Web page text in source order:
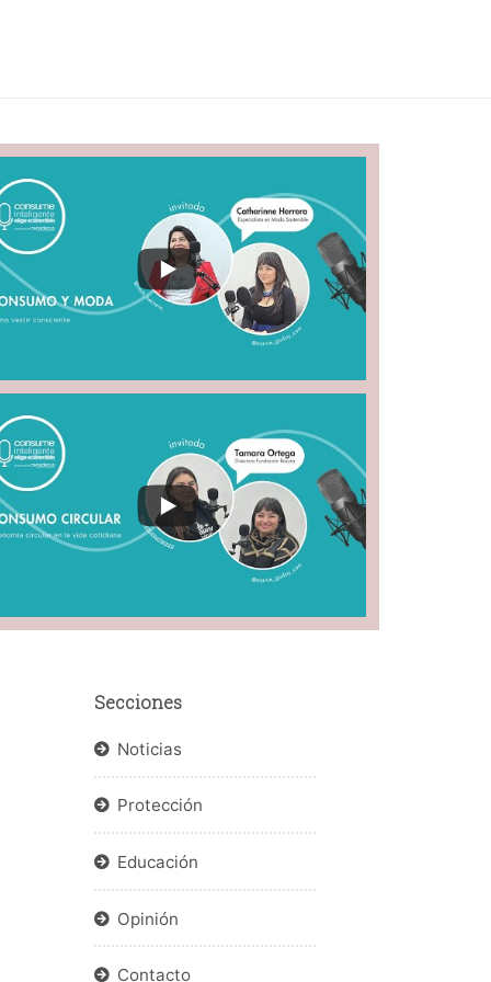
Secciones
Noticias
Protección
Educación
Opinión
Contacto